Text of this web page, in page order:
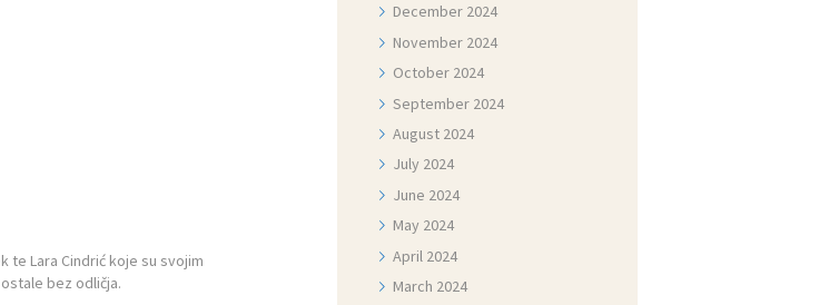
Lara Cindrić koje su svojim
bez odličja.
December 2024
November 2024
October 2024
September 2024
August 2024
July 2024
June 2024
May 2024
April 2024
March 2024